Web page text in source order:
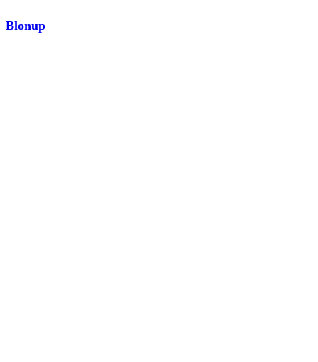
Blonup